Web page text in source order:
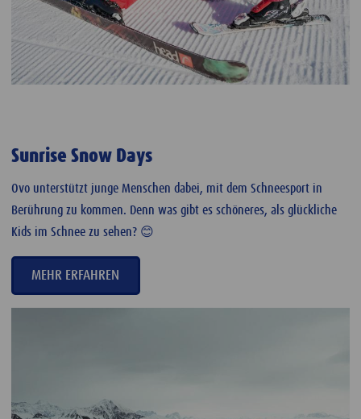
Sunrise Snow Days
Ovo unterstützt junge Menschen dabei, mit dem Schneesport in
Berührung zu kommen. Denn was gibt es schöneres, als glückliche
Kids im Schnee zu sehen? 😊
MEHR ERFAHREN